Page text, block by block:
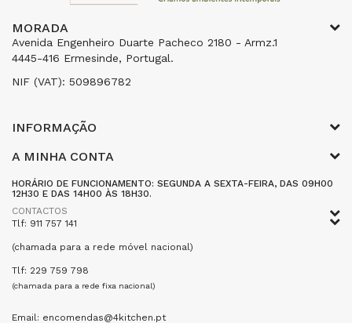
MORADA
Avenida Engenheiro Duarte Pacheco 2180 - Armz.1
4445-416 Ermesinde, Portugal.
NIF (VAT): 509896782
INFORMAÇÃO
A MINHA CONTA
HORÁRIO DE FUNCIONAMENTO: SEGUNDA A SEXTA-FEIRA, DAS 09H00
12H30 E DAS 14H00 ÀS 18H30.
CONTACTOS
Tlf: 911 757 141
(chamada para a rede móvel nacional)
Tlf: 229 759 798
(chamada para a rede fixa nacional)
Email: encomendas@4kitchen.pt